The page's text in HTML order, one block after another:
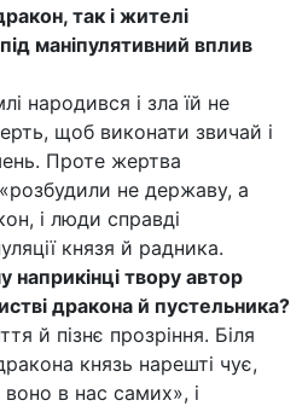
так і жителі
маніпулятивний вплив
народився і зла їй не
щоб виконати звичай і
Проте жертва
не державу, а
і люди справді
князя й радника.
наприкінці твору автор
дракона й пустельника?
й пізнє прозріння. Біля
князь нарешті чує,
в нас самих», і